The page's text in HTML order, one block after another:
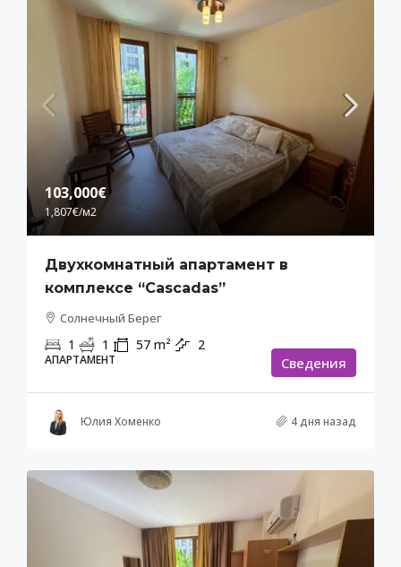
103,000€
1,807€/м2
Двухкомнатный апартамент в
комплексе “Cascadas”
Солнечный Берег
1 1 57 m² 2
АПАРТАМЕНТ Cведения
Юлия Хоменко 4 дня назад